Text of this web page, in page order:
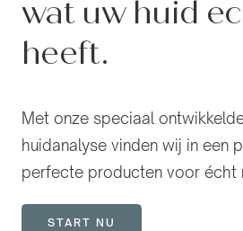
wat uw huid
heeft.
Met onze speciaal
huidanalyse vinden wij in een
perfecte producten voor écht
START NU